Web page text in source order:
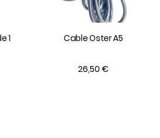
1
Cable Oster A5
26,50 €